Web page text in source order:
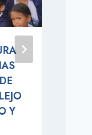
Y